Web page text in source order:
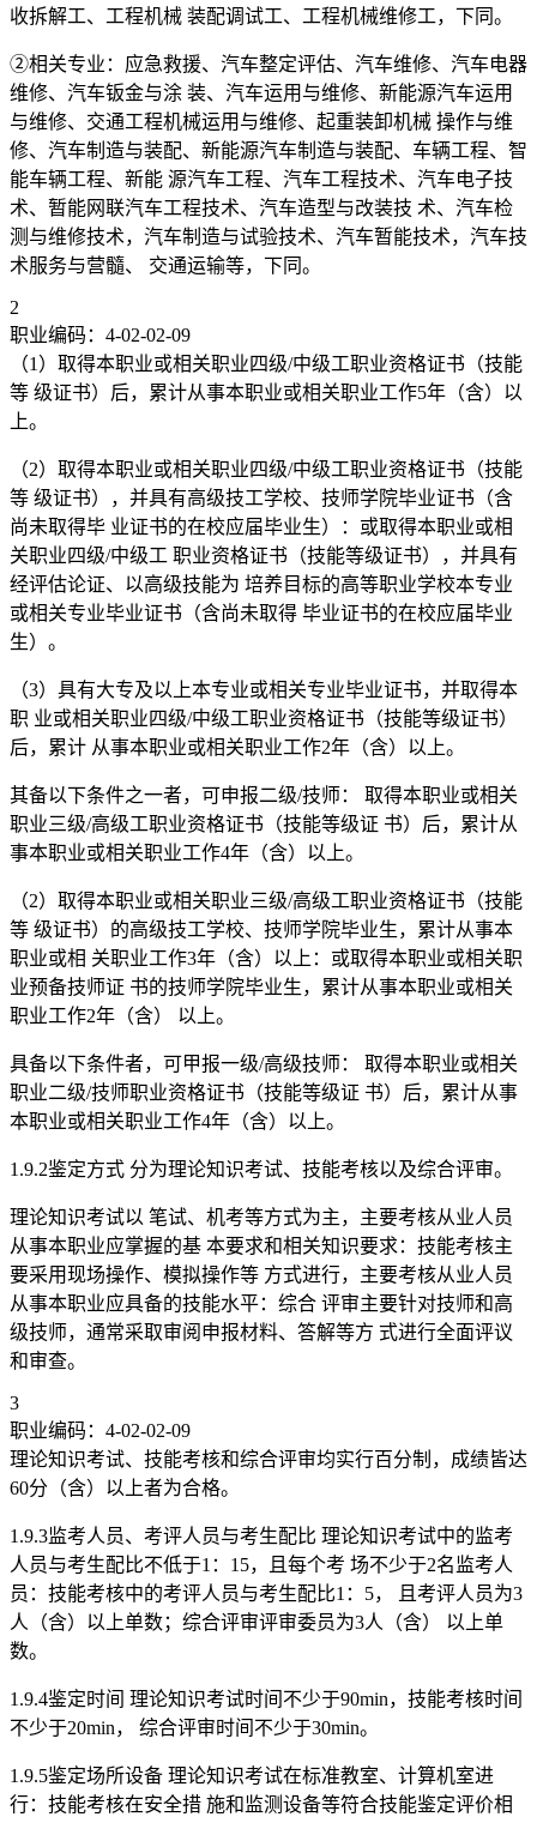
收拆解工、工程机械 装配调试工、工程机械维修工，下同。
②相关专业：应急救援、汽车整定评估、汽车维修、汽车电器
维修、汽车钣金与涂 装、汽车运用与维修、新能源汽车运用
与维修、交通工程机械运用与维修、起重装卸机械 操作与维
修、汽车制造与装配、新能源汽车制造与装配、车辆工程、智
能车辆工程、新能 源汽车工程、汽车工程技术、汽车电子技
术、暂能网联汽车工程技术、汽车造型与改装技 术、汽车检
测与维修技术，汽车制造与试验技术、汽车暂能技术，汽车技
术服务与营髓、 交通运输等，下同。
2
职业编码：4-02-02-09
（1）取得本职业或相关职业四级/中级工职业资格证书（技能
等 级证书）后，累计从事本职业或相关职业工作5年（含）以
上。
（2）取得本职业或相关职业四级/中级工职业资格证书（技能
等 级证书），并具有高级技工学校、技师学院毕业证书（含
尚未取得毕 业证书的在校应届毕业生）：或取得本职业或相
关职业四级/中级工 职业资格证书（技能等级证书），并具有
经评估论证、以高级技能为 培养目标的高等职业学校本专业
或相关专业毕业证书（含尚未取得 毕业证书的在校应届毕业
生）。
（3）具有大专及以上本专业或相关专业毕业证书，并取得本
职 业或相关职业四级/中级工职业资格证书（技能等级证书）
后，累计 从事本职业或相关职业工作2年（含）以上。
其备以下条件之一者，可申报二级/技师： 取得本职业或相关
职业三级/高级工职业资格证书（技能等级证 书）后，累计从
事本职业或相关职业工作4年（含）以上。
（2）取得本职业或相关职业三级/高级工职业资格证书（技能
等 级证书）的高级技工学校、技师学院毕业生，累计从事本
职业或相 关职业工作3年（含）以上：或取得本职业或相关职
业预备技师证 书的技师学院毕业生，累计从事本职业或相关
职业工作2年（含） 以上。
具备以下条件者，可甲报一级/高级技师： 取得本职业或相关
职业二级/技师职业资格证书（技能等级证 书）后，累计从事
本职业或相关职业工作4年（含）以上。
1.9.2鉴定方式 分为理论知识考试、技能考核以及综合评审。
理论知识考试以 笔试、机考等方式为主，主要考核从业人员
从事本职业应掌握的基 本要求和相关知识要求：技能考核主
要采用现场操作、模拟操作等 方式进行，主要考核从业人员
从事本职业应具备的技能水平：综合 评审主要针对技师和高
级技师，通常采取审阅申报材料、答解等方 式进行全面评议
和审查。
3
职业编码：4-02-02-09
理论知识考试、技能考核和综合评审均实行百分制，成绩皆达
60分（含）以上者为合格。
1.9.3监考人员、考评人员与考生配比 理论知识考试中的监考
人员与考生配比不低于1：15，且每个考 场不少于2名监考人
员：技能考核中的考评人员与考生配比1：5， 且考评人员为3
人（含）以上单数；综合评审评审委员为3人（含） 以上单
数。
1.9.4鉴定时间 理论知识考试时间不少于90min，技能考核时间
不少于20min， 综合评审时间不少于30min。
1.9.5鉴定场所设备 理论知识考试在标准教室、计算机室进
行：技能考核在安全措 施和监测设备等符合技能鉴定评价相